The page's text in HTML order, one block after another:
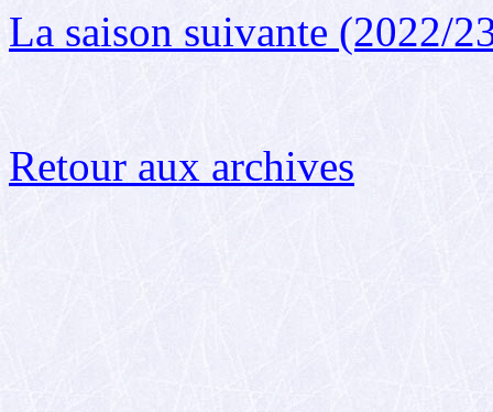
La saison suivante (2022/
Retour aux archives